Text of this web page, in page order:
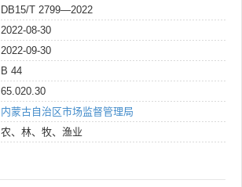
DB15/T 2799—2022
2022-08-30
2022-09-30
B 44
65.020.30
内蒙古自治区市场监督管理局
农、林、牧、渔业